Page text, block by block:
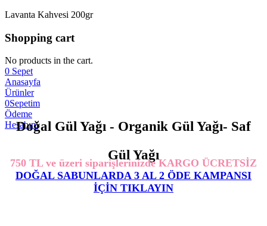
Lavanta Kahvesi 200gr
Shopping cart
No products in the cart.
0 Sepet
Anasayfa
Ürünler
0Sepetim
Ödeme
Hesabım
Doğal Gül Yağı - Organik Gül Yağı- Saf
Gül Yağı
750 TL ve üzeri siparişlerinizde KARGO ÜCRETSİZ
DOĞAL SABUNLARDA 3 AL 2 ÖDE KAMPANSI
İÇİN TIKLAYIN